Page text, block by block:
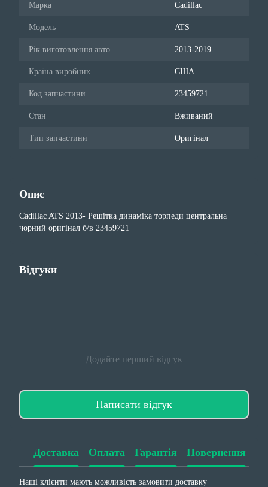
Марка Cadillac
Модель ATS
Рік виготовлення авто 2013-2019
Країна виробник США
Код запчастини 23459721
Стан Вживаний
Тип запчастини Оригінал
Опис
Cadillac ATS 2013- Решітка динаміка торпеди центральна
чорний оригінал б/в 23459721
Відгуки
Додайте перший відгук
Написати відгук
Доставка Оплата Гарантія Повернення
Наші клієнти мають можливість замовити доставку